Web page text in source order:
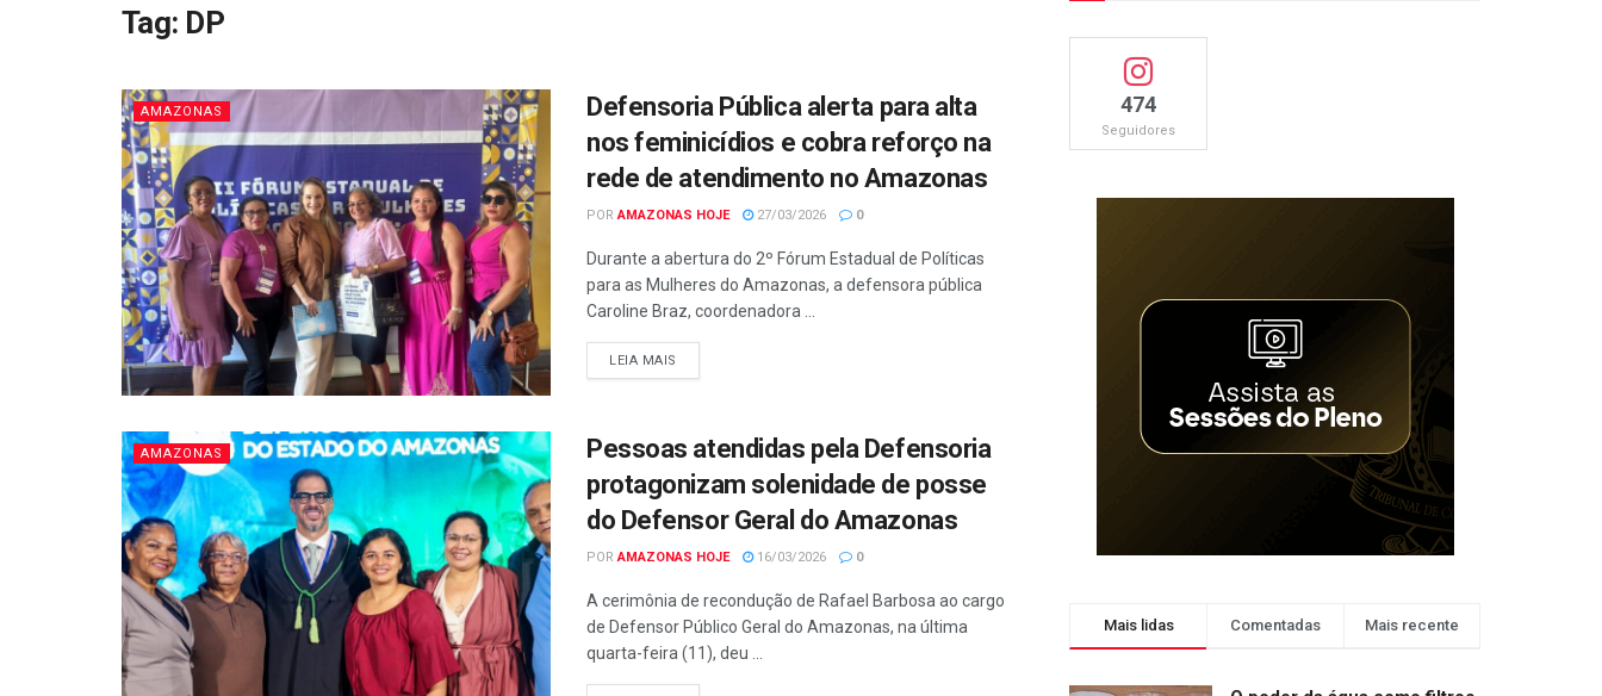
Tag: DP
AMAZONAS
Defensoria Pública alerta para alta
nos feminicídios e cobra reforço na
rede de atendimento no Amazonas
POR AMAZONAS HOJE 27/03/2026 0
Durante a abertura do 2º Fórum Estadual de Políticas
para as Mulheres do Amazonas, a defensora pública
Caroline Braz, coordenadora ...
LEIA MAIS
AMAZONAS
Pessoas atendidas pela Defensoria
protagonizam solenidade de posse
do Defensor Geral do Amazonas
POR AMAZONAS HOJE 16/03/2026 0
A cerimônia de recondução de Rafael Barbosa ao cargo
de Defensor Público Geral do Amazonas, na última
quarta-feira (11), deu ...
474
Seguidores
Mais lidas Comentadas Mais recente